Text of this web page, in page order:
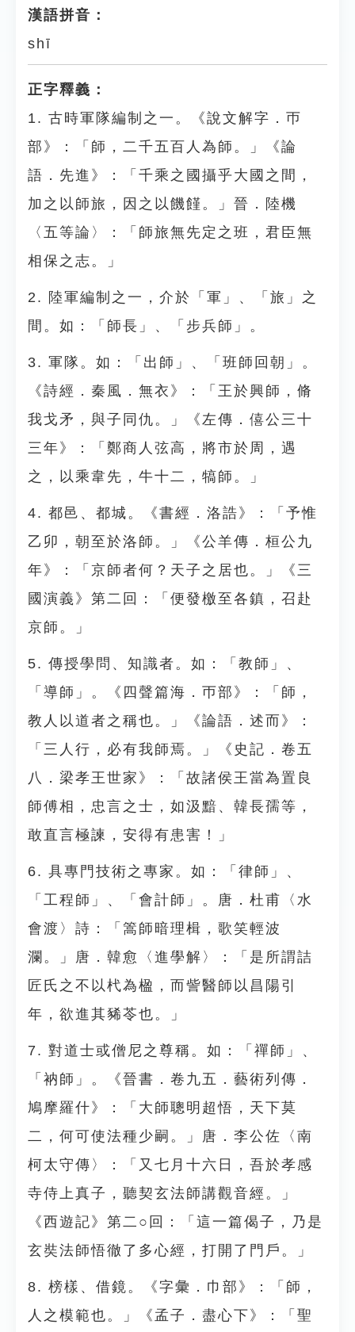
漢語拼音：
shī
正字釋義：
1. 古時軍隊編制之一。《說文解字．帀
部》：「師，二千五百人為師。」《論
語．先進》：「千乘之國攝乎大國之間，
加之以師旅，因之以饑饉。」晉．陸機
〈五等論〉：「師旅無先定之班，君臣無
相保之志。」
2. 陸軍編制之一，介於「軍」、「旅」之
間。如：「師長」、「步兵師」。
3. 軍隊。如：「出師」、「班師回朝」。
《詩經．秦風．無衣》：「王於興師，脩
我戈矛，與子同仇。」《左傳．僖公三十
三年》：「鄭商人弦高，將市於周，遇
之，以乘韋先，牛十二，犒師。」
4. 都邑、都城。《書經．洛誥》：「予惟
乙卯，朝至於洛師。」《公羊傳．桓公九
年》：「京師者何？天子之居也。」《三
國演義》第二回：「便發檄至各鎮，召赴
京師。」
5. 傳授學問、知識者。如：「教師」、
「導師」。《四聲篇海．帀部》：「師，
教人以道者之稱也。」《論語．述而》：
「三人行，必有我師焉。」《史記．卷五
八．梁孝王世家》：「故諸侯王當為置良
師傅相，忠言之士，如汲黯、韓長孺等，
敢直言極諫，安得有患害！」
6. 具專門技術之專家。如：「律師」、
「工程師」、「會計師」。唐．杜甫〈水
會渡〉詩：「篙師暗理楫，歌笑輕波
瀾。」唐．韓愈〈進學解〉：「是所謂詰
匠氏之不以杙為楹，而訾醫師以昌陽引
年，欲進其豨苓也。」
7. 對道士或僧尼之尊稱。如：「禪師」、
「衲師」。《晉書．卷九五．藝術列傳．
鳩摩羅什》：「大師聰明超悟，天下莫
二，何可使法種少嗣。」唐．李公佐〈南
柯太守傳〉：「又七月十六日，吾於孝感
寺侍上真子，聽契玄法師講觀音經。」
《西遊記》第二○回：「這一篇偈子，乃是
玄奘法師悟徹了多心經，打開了門戶。」
8. 榜樣、借鏡。《字彙．巾部》：「師，
人之模範也。」《孟子．盡心下》：「聖